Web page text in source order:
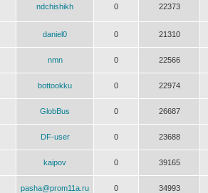
ndchishikh 0 22373
daniel0 0 21310
nmn 0 22566
bottookku 0 22974
GlobBus 0 26687
DF-user 0 23688
kaipov 0 39165
pasha@prom11a.ru 0 34993